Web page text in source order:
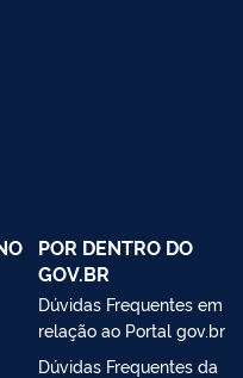
POR DENTRO DO
GOV.BR
Dúvidas Frequentes em
relação ao Portal gov.br
Dúvidas Frequentes da